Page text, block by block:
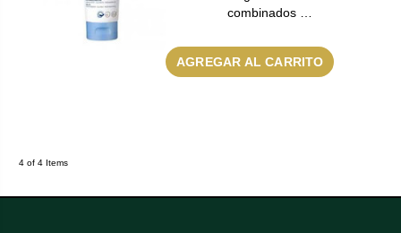
combinados …
AGREGAR AL CARRITO
4 of 4 Items